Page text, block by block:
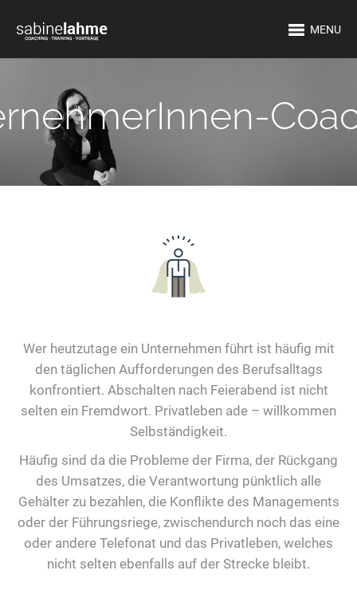
MENU
Wer heutzutage ein Unternehmen führt ist häufig mit
den täglichen Aufforderungen des Berufsalltags
konfrontiert. Abschalten nach Feierabend ist nicht
selten ein Fremdwort. Privatleben ade – willkommen
Selbständigkeit.
Häufig sind da die Probleme der Firma, der Rückgang
des Umsatzes, die Verantwortung pünktlich alle
Gehälter zu bezahlen, die Konflikte des Managements
oder der Führungsriege, zwischendurch noch das eine
oder andere Telefonat und das Privatleben, welches
nicht selten ebenfalls auf der Strecke bleibt.